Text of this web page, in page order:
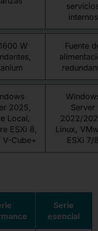
internos
W
Fuente
2025,
Local,
ESXi 8,
V-Cube+
Server
2022/
Linux,
ESXi 7/
Serie
esencial